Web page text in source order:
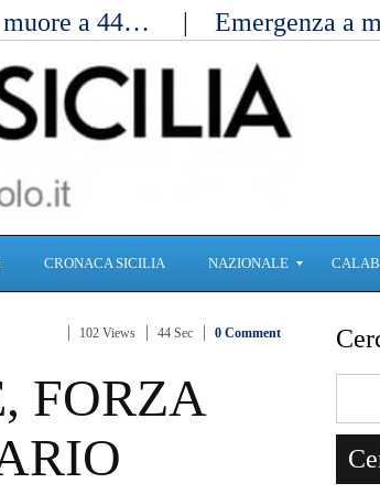
muore a 44… Emergenza a
CRONACA SICILIA NAZIONALE
n
102 Views 44 Sec 0 Comment
FORZA